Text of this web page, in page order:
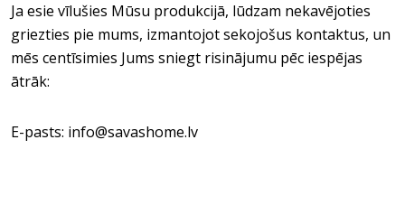
Ja esie vīlušies Mūsu produkcijā, lūdzam nekavējoties
griezties pie mums, izmantojot sekojošus kontaktus, un
mēs centīsimies Jums sniegt risinājumu pēc iespējas
ātrāk:
E-pasts: info@savashome.lv